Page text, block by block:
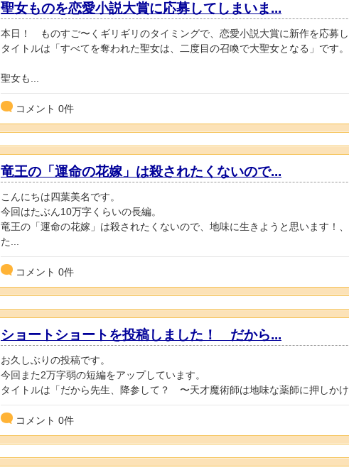
聖女ものを恋愛小説大賞に応募してしまいま...
本日！ ものすご〜くギリギリのタイミングで、恋愛小説大賞に新作を応募し
タイトルは「すべてを奪われた聖女は、二度目の召喚で大聖女となる」です。
聖女も...
コメント 0件
竜王の「運命の花嫁」は殺されたくないので...
こんにちは四葉美名です。
今回はたぶん10万字くらいの長編。
竜王の「運命の花嫁」は殺されたくないので、地味に生きようと思います！
た...
コメント 0件
ショートショートを投稿しました！ だから...
お久しぶりの投稿です。
今回また2万字弱の短編をアップしています。
タイトルは「だから先生、降参して？ 〜天才魔術師は地味な薬師に押しかけ
コメント 0件